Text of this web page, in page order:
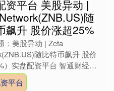
资平台 美股异动 |
随
飙升 股价涨超25%
：美股异动 | Zeta
随比特币飙升 股价
）实盘配资平台 智通财经
，Zeta Network(ZNB....
平台